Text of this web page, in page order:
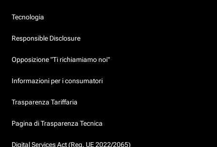
Tecnologia
Responsible Disclosure
Opposizione "Ti richiamiamo noi"
Informazioni per i consumatori
Trasparenza Tariffaria
Pagina di Trasparenza Tecnica
Digital Services Act (Reg. UE 2022/2065)